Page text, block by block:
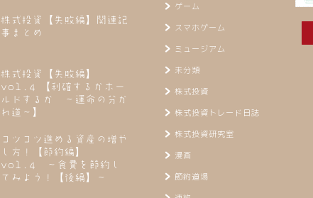
株式投資【失敗編】関連記
事まとめ
株式投資【失敗編】
vol.4 【利確するかホー
ルドするか ～運命の分か
れ道～】
コツコツ進める資産の増や
し方！【節約編】
vol.4 ～食費を節約し
てみよう！【後編】～
ゲーム
スマホゲーム
ミュージアム
未分類
株式投資
株式投資トレード日誌
株式投資研究室
漫画
節約道場